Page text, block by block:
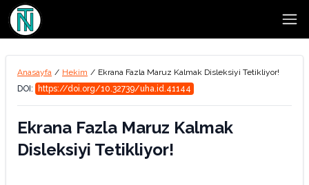
Anasayfa / Hekim / Ekrana Fazla Maruz Kalmak Disleksiyi Tetikliyor!
DOI:
https://doi.org/10.32739/uha.id.41144
Ekrana Fazla Maruz Kalmak
Disleksiyi Tetikliyor!